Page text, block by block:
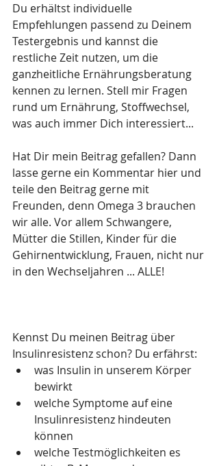
Du erhältst individuelle
Empfehlungen passend zu Deinem
Testergebnis und kannst die
restliche Zeit nutzen, um die
ganzheitliche Ernährungsberatung
kennen zu lernen. Stell mir Fragen
rund um Ernährung, Stoffwechsel,
was auch immer Dich interessiert...
Hat Dir mein Beitrag gefallen? Dann
lasse gerne ein Kommentar hier und
teile den Beitrag gerne mit
Freunden, denn Omega 3 brauchen
wir alle. Vor allem Schwangere,
Mütter die Stillen, Kinder für die
Gehirnentwicklung, Frauen, nicht nur
in den Wechseljahren ... ALLE!
Kennst Du meinen Beitrag über
Insulinresistenz schon? Du erfährst:
was Insulin in unserem Körper
bewirkt
welche Symptome auf eine
Insulinresistenz hindeuten
können
welche Testmöglichkeiten es